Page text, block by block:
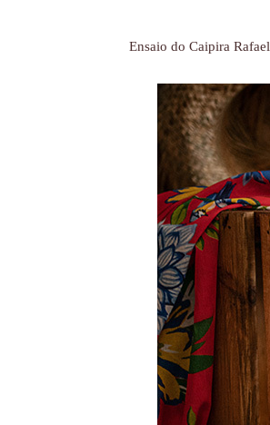
Ensaio do Caipira Rafael